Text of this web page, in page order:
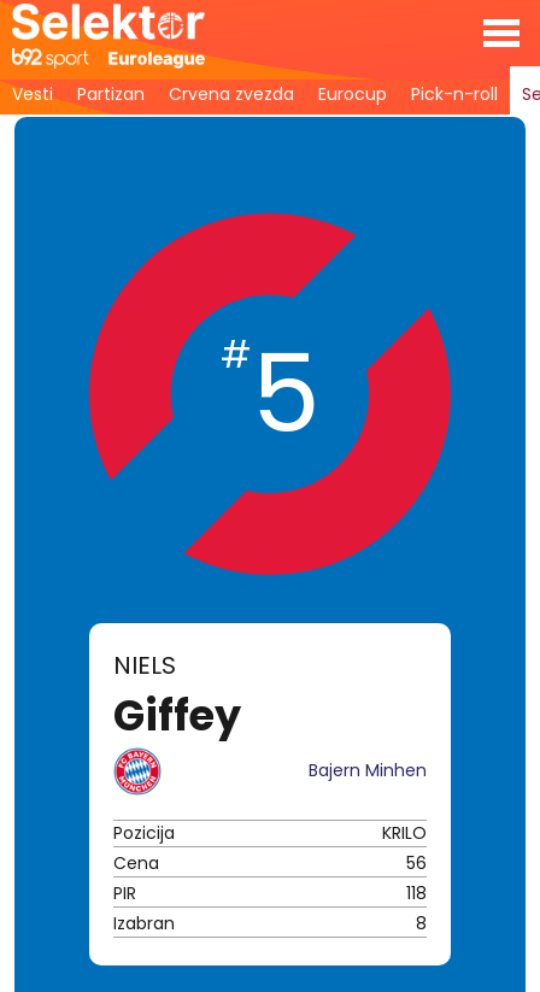
Vesti Partizan Crvena zvezda Eurocup Pick-n-roll
NIELS
Giffey
Bajern Minhen
Pozicija
KRILO
Cena
56
PIR
118
Izabran
8
#5